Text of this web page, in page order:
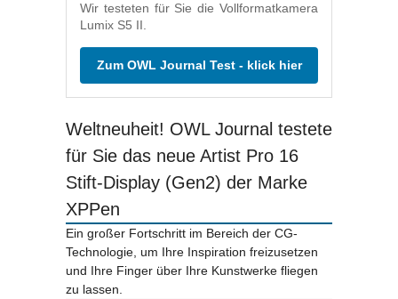
Wir testeten für Sie die Vollformatkamera
Lumix S5 II.
Zum OWL Journal Test - klick hier
Weltneuheit! OWL Journal testete
für Sie das neue Artist Pro 16
Stift-Display (Gen2) der Marke
XPPen
Ein großer Fortschritt im Bereich der CG-
Technologie, um Ihre Inspiration freizusetzen
und Ihre Finger über Ihre Kunstwerke fliegen
zu lassen.